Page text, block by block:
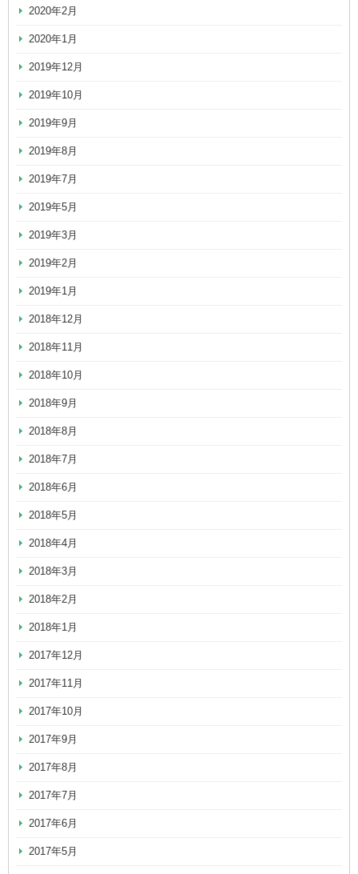
2020年2月
2020年1月
2019年12月
2019年10月
2019年9月
2019年8月
2019年7月
2019年5月
2019年3月
2019年2月
2019年1月
2018年12月
2018年11月
2018年10月
2018年9月
2018年8月
2018年7月
2018年6月
2018年5月
2018年4月
2018年3月
2018年2月
2018年1月
2017年12月
2017年11月
2017年10月
2017年9月
2017年8月
2017年7月
2017年6月
2017年5月